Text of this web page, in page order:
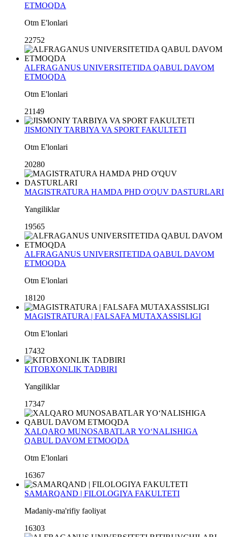
ETMOQDA
Otm E'lonlari
22752
ALFRAGANUS UNIVERSITETIDA QABUL DAVOM
ETMOQDA
Otm E'lonlari
21149
JISMONIY TARBIYA VA SPORT FAKULTETI
Otm E'lonlari
20280
MAGISTRATURA HAMDA PHD O'QUV DASTURLARI
Yangiliklar
19565
ALFRAGANUS UNIVERSITETIDA QABUL DAVOM
ETMOQDA
Otm E'lonlari
18120
MAGISTRATURA | FALSAFA MUTAXASSISLIGI
Otm E'lonlari
17432
KITOBXONLIK TADBIRI
Yangiliklar
17347
XALQARO MUNOSABATLAR YO‘NALISHIGA
QABUL DAVOM ETMOQDA
Otm E'lonlari
16367
SAMARQAND | FILOLOGIYA FAKULTETI
Madaniy-ma'rifiy faoliyat
16303